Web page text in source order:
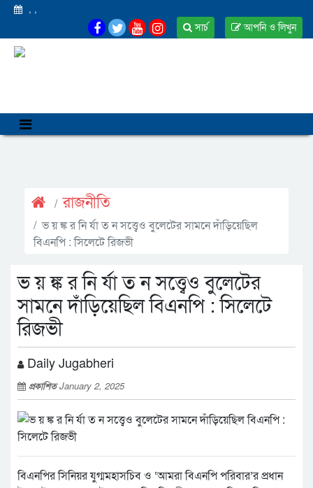
, ,
আপনি ও লিখুন
সার্চ
রাজনীতি
ভ য় ঙ্ক র নি র্যা ত ন সত্ত্বেও বুলেটের সামনে দাঁড়িয়েছিল
বিএনপি : সিলেটে রিজভী
ভ য় ঙ্ক র নি র্যা ত ন সত্ত্বেও বুলেটের
সামনে দাঁড়িয়েছিল বিএনপি : সিলেটে
রিজভী
Daily Jugabheri
প্রকাশিতJanuary 2, 2025
বিএনপির সিনিয়র যুগ্মমহাসচিব ও ‘আমরা বিএনপি পরিবার’র প্রধান